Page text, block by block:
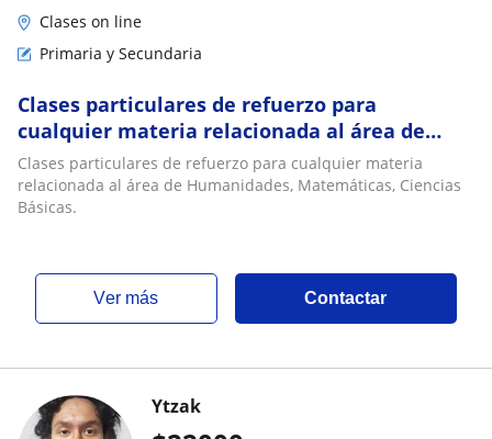
Clases on line
Primaria y Secundaria
Clases particulares de refuerzo para
cualquier materia relacionada al área de
Humanidades, Matemáticas, Ciencias Básicas
Clases particulares de refuerzo para cualquier materia
relacionada al área de Humanidades, Matemáticas, Ciencias
Básicas.
ver más Contactar
Ytzak